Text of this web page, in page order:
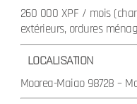
260 000 XPF / mois
extérieurs, ordures
LOCALISATION
Moorea-Maiao 98728 –